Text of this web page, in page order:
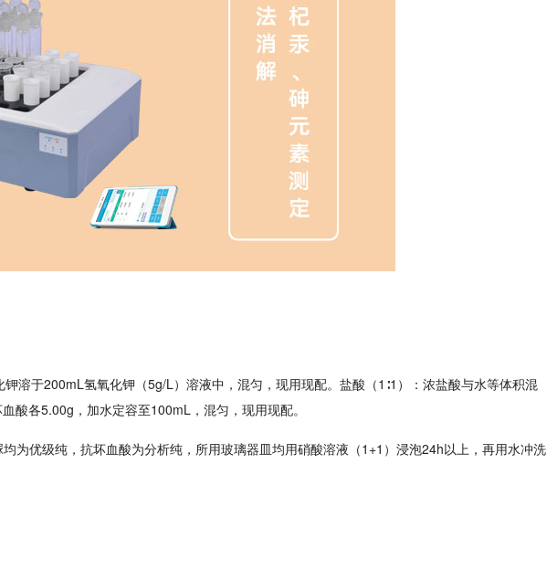
溶于200mL氢氧化钾（5g/L）溶液中，混匀，现用现配。盐酸（1∶1）：浓盐酸与水等体积混
酸各5.00g，加水定容至100mL，混匀，现用现配。
为优级纯，抗坏血酸为分析纯，所用玻璃器皿均用硝酸溶液（1+1）浸泡24h以上，再用水冲洗